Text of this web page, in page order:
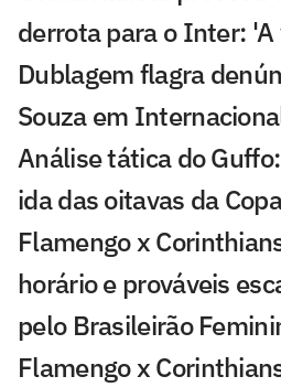
derrota para o Inter:
Dublagem flagra
Souza em
Análise tática do
ida das oitavas da
Flamengo x
horário e prováveis
pelo Brasileirão
Flamengo x